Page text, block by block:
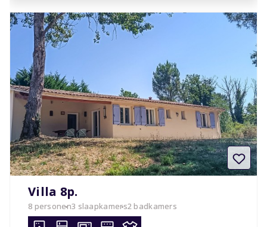
Villa 8p.
8 personen3 slaapkamers2 badkamers